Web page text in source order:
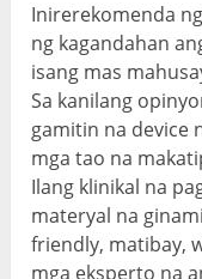
Inirerekomenda
ng kagandahan
isang mas
Sa kanilang
gamitin na device
mga tao na
Ilang klinikal na
materyal na
friendly, matibay,
mga eksperto na